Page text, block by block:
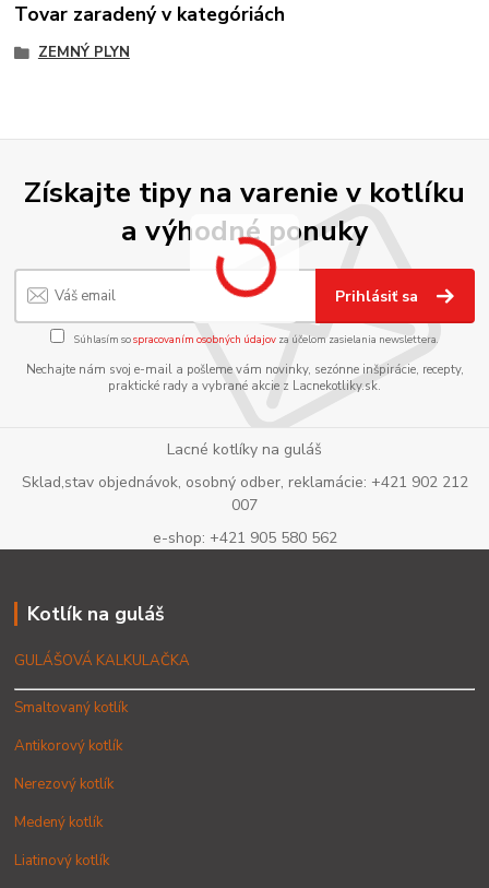
Tovar zaradený v kategóriách
ZEMNÝ PLYN
Získajte tipy na varenie v kotlíku
a výhodné ponuky
Prihlásiť sa
Súhlasím sospracovaním osobných údajov za účelom zasielania newslettera.
Nechajte nám svoj e-mail a pošleme vám novinky, sezónne inšpirácie, recepty,
praktické rady a vybrané akcie z Lacnekotliky.sk.
Lacné kotlíky na guláš
Sklad,stav objednávok, osobný odber, reklamácie: +421 902 212
007
e-shop: +421 905 580 562
Kotlík na guláš
GULÁŠOVÁ KALKULAČKA
Smaltovaný kotlík
Antikorový kotlík
Nerezový kotlík
Medený kotlík
Liatinový kotlík